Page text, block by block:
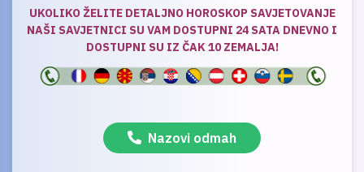
UKOLIKO ŽELITE DETALJNO HOROSKOP SAVJETOVANJE
NAŠI SAVJETNICI SU VAM DOSTUPNI 24 SATA DNEVNO I
DOSTUPNI SU IZ ČAK 10 ZEMALJA!
Nazovi odmah